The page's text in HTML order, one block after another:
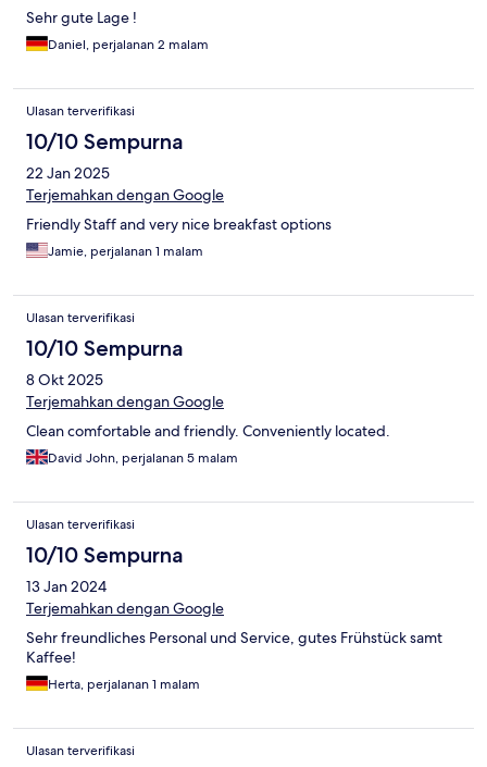
Sehr gute Lage !
Daniel, perjalanan 2 malam
Ulasan terverifikasi
10/10 Sempurna
22 Jan 2025
Terjemahkan dengan Google
Friendly Staff and very nice breakfast options
Jamie, perjalanan 1 malam
Ulasan terverifikasi
10/10 Sempurna
8 Okt 2025
Terjemahkan dengan Google
Clean comfortable and friendly. Conveniently located.
David John, perjalanan 5 malam
Ulasan terverifikasi
10/10 Sempurna
13 Jan 2024
Terjemahkan dengan Google
Sehr freundliches Personal und Service, gutes Frühstück samt
Kaffee!
Herta, perjalanan 1 malam
Ulasan terverifikasi